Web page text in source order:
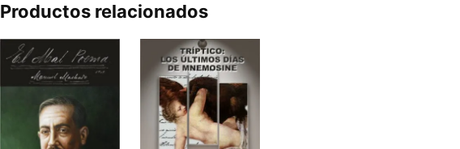
Productos relacionados